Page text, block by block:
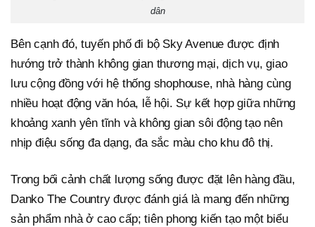
dân
Bên cạnh đó, tuyến phố đi bộ Sky Avenue được định
hướng trở thành không gian thương mại, dịch vụ, giao
lưu cộng đồng với hệ thống shophouse, nhà hàng cùng
nhiều hoạt động văn hóa, lễ hội. Sự kết hợp giữa những
khoảng xanh yên tĩnh và không gian sôi động tạo nên
nhịp điệu sống đa dạng, đa sắc màu cho khu đô thị.
Trong bối cảnh chất lượng sống được đặt lên hàng đầu,
Danko The Country được đánh giá là mang đến những
sản phẩm nhà ở cao cấp; tiên phong kiến tạo một biểu